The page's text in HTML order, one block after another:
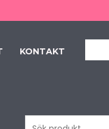
KONTAKT
Sök